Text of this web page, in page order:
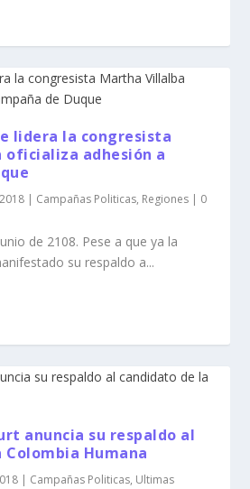
lidera la congresista
adhesión a
| Campañas Politicas, Regiones | 0
de 2108. Pese a que ya la
su respaldo a...
anuncia su respaldo al
Humana
| Campañas Politicas, Ultimas